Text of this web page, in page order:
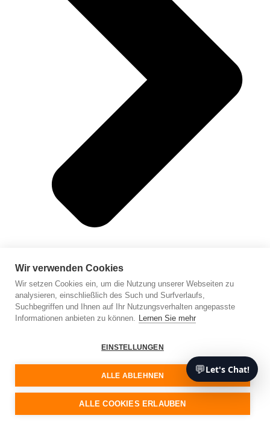
Web-Entwicklung
💬Let's Chat!
Wir verwenden Cookies
Wir setzen Cookies ein, um die Nutzung unserer Webseiten zu
analysieren, einschließlich des Such und Surfverlaufs,
Suchbegriffen und Ihnen auf Ihr Nutzungsverhalten angepasste
Informationen anbieten zu können. Lernen Sie mehr
EINSTELLUNGEN
ALLE ABLEHNEN
ALLE COOKIES ERLAUBEN